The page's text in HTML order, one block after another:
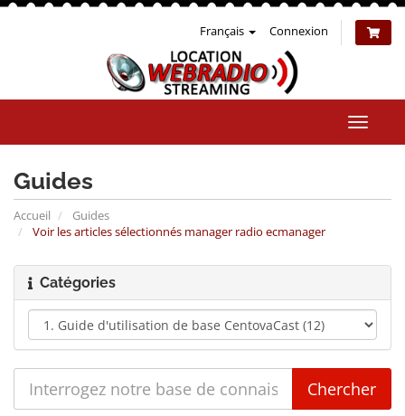
Français Connexion
la
Guides
Accueil
Guides
Voir les articles sélectionnés manager radio ecmanager
Catégories